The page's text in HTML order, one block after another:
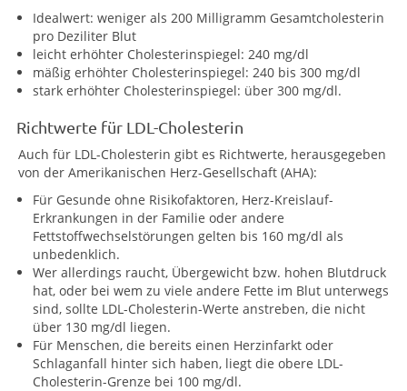
Idealwert: weniger als 200 Milligramm Gesamtcholesterin
pro Deziliter Blut
leicht erhöhter Cholesterinspiegel: 240 mg/dl
mäßig erhöhter Cholesterinspiegel: 240 bis 300 mg/dl
stark erhöhter Cholesterinspiegel: über 300 mg/dl.
Richtwerte für LDL-Cholesterin
Auch für LDL-Cholesterin gibt es Richtwerte, herausgegeben
von der Amerikanischen Herz-Gesellschaft (AHA):
Für Gesunde ohne Risikofaktoren, Herz-Kreislauf-
Erkrankungen in der Familie oder andere
Fettstoffwechselstörungen gelten bis 160 mg/dl als
unbedenklich.
Wer allerdings raucht, Übergewicht bzw. hohen Blutdruck
hat, oder bei wem zu viele andere Fette im Blut unterwegs
sind, sollte LDL-Cholesterin-Werte anstreben, die nicht
über 130 mg/dl liegen.
Für Menschen, die bereits einen Herzinfarkt oder
Schlaganfall hinter sich haben, liegt die obere LDL-
Cholesterin-Grenze bei 100 mg/dl.